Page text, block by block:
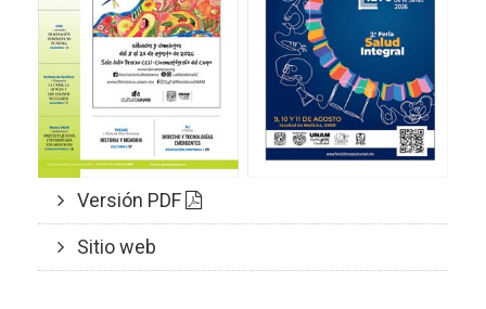
Versión PDF
Sitio web